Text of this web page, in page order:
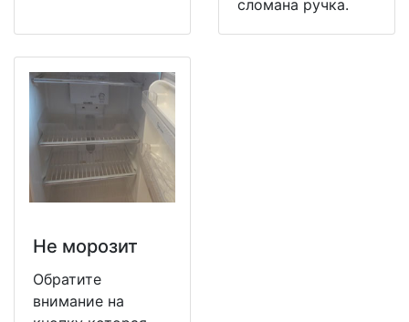
сломана ручка.
Не морозит
Обратите
внимание на